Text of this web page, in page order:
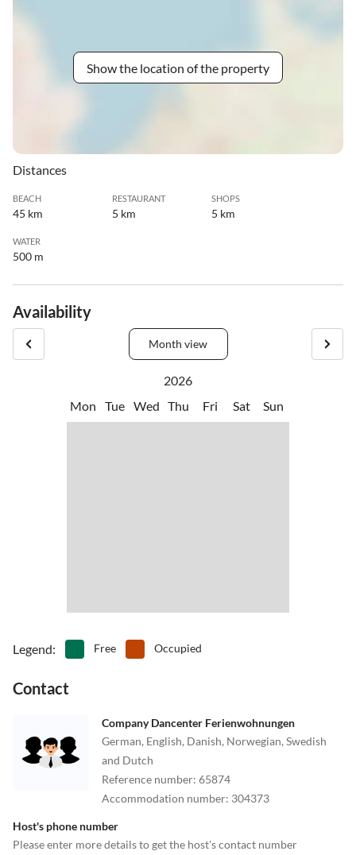
Show the location of the property
Distances
BEACH
45 km
RESTAURANT
5 km
SHOPS
5 km
WATER
500 m
Availability
Month view
2026
Mon
Tue Wed Thu Fri Sat Sun
Legend: Free Occupied
Contact
Company Dancenter Ferienwohnungen
German, English, Danish, Norwegian, Swedish
and Dutch
Reference number: 65874
Accommodation number: 304373
Host's phone number
Please enter more details to get the host's contact number